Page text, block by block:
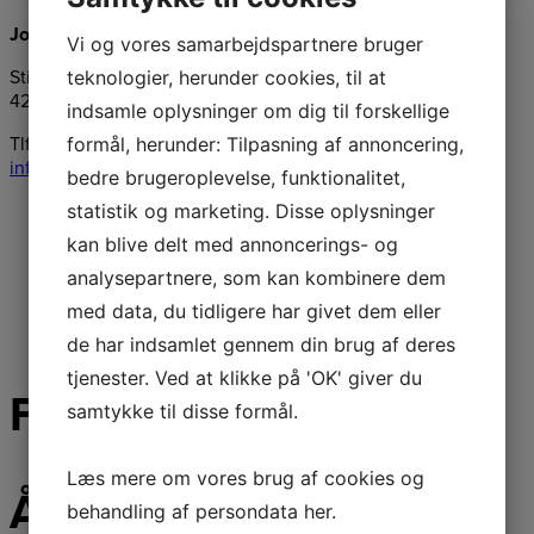
Jongshøj Maskiner ApS
Stillingevej 46, Kirke Stillinge
4200 Slagelse
Tlf.:
58547276
info@jongshoej-maskiner.dk
Følg os på facebook
Åbningstider & besøg
Vi og vores samarbejdspartnere bruger
teknologier, herunder cookies, til at
indsamle oplysninger om dig til forskellige
formål, herunder: Tilpasning af annoncering,
bedre brugeroplevelse, funktionalitet,
statistik og marketing. Disse oplysninger
kan blive delt med annoncerings- og
analysepartnere, som kan kombinere dem
med data, du tidligere har givet dem eller
de har indsamlet gennem din brug af deres
tjenester. Ved at klikke på 'OK' giver du
samtykke til disse formål.
Læs mere om vores brug af cookies og
behandling af persondata her.